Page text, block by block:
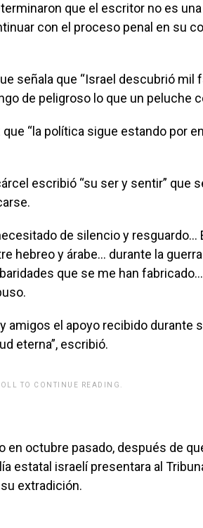
que el escritor no es una
con el proceso penal en su
señala que “Israel descubrió mil
de peligroso lo que un peluche
“la política sigue estando por
escribió “su ser y sentir” que
de silencio y resguardo…
hebreo y árabe… durante la
que se me han
amigos el apoyo recibido durante
eterna”, escribió.
TO CONTINUE READING.
octubre pasado, después de
estatal israelí presentara al
extradición.